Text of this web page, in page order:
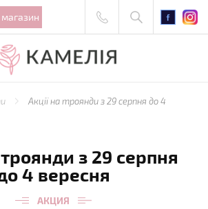
Акції на троянди з 29 серпня до 4
троянди з 29 серпня
4 вересня
АКЦИЯ